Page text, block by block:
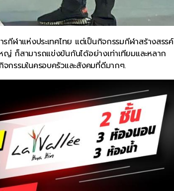
กีฬาแห่งประเทศไทย แต่เป็นกิจกรรมกีฬาสร้างสรรค์
ก็สามารถแข่งขันกันได้อย่างเท่าเทียมและหลาก
กรรมในครอบครัวและสังคมที่ดีมากๆ.